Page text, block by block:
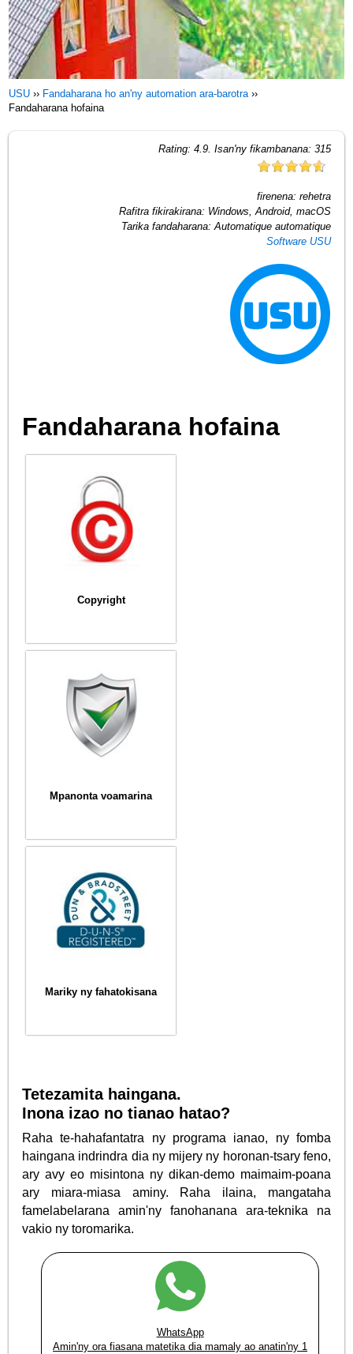
USU ›› Fandaharana ho an'ny automation ara-barotra››
Fandaharana hofaina
Rating: 4.9. Isan'ny fikambanana: 315
firenena: rehetra
Rafitra fikirakirana: Windows, Android, macOS
Tarika fandaharana: Automatique automatique
Software USU
Fandaharana hofaina
Copyright
Mpanonta voamarina
Mariky ny fahatokisana
Tetezamita haingana.
Inona izao no tianao hatao?
Raha te-hahafantatra ny programa ianao, ny fomba
haingana indrindra dia ny mijery ny horonan-tsary feno,
ary avy eo misintona ny dikan-demo maimaim-poana
ary miara-miasa aminy. Raha ilaina, mangataha
famelabelarana amin'ny fanohanana ara-teknika na
vakio ny toromarika.
WhatsApp
Amin'ny ora fiasana matetika dia mamaly ao anatin'ny 1